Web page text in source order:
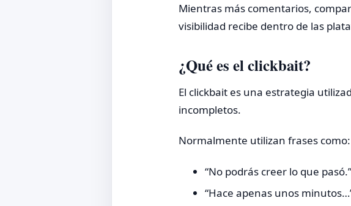
Mientras más comentarios,
visibilidad recibe dentro de las
¿Qué es el clickbait?
El clickbait es una estrategia
incompletos.
Normalmente utilizan frases como:
“No podrás creer lo que pasó.”
“Hace apenas unos